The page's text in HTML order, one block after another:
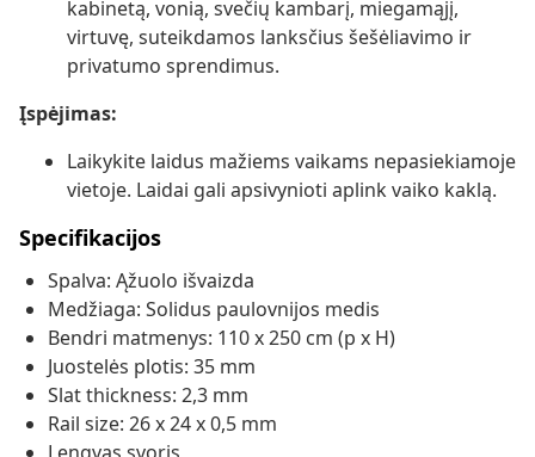
kabinetą, vonią, svečių kambarį, miegamąjį,
virtuvę, suteikdamos lanksčius šešėliavimo ir
privatumo sprendimus.
Įspėjimas:
Laikykite laidus mažiems vaikams nepasiekiamoje
vietoje. Laidai gali apsivynioti aplink vaiko kaklą.
Specifikacijos
Spalva: Ąžuolo išvaizda
Medžiaga: Solidus paulovnijos medis
Bendri matmenys: 110 x 250 cm (p x H)
Juostelės plotis: 35 mm
Slat thickness: 2,3 mm
Rail size: 26 x 24 x 0,5 mm